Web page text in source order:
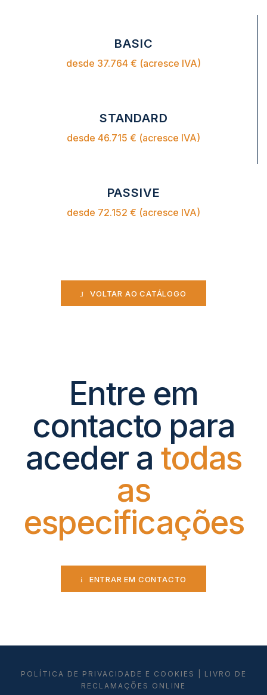
BASIC
desde 37.764 € (acresce IVA)
STANDARD
desde 46.715 € (acresce IVA)
PASSIVE
desde 72.152 € (acresce IVA)
VOLTAR AO CATÁLOGO
Entre em
contacto para
aceder a todas
as
especificações
ENTRAR EM CONTACTO
POLÍTICA DE PRIVACIDADE E COOKIES
LIVRO DE
RECLAMAÇÕES ONLINE